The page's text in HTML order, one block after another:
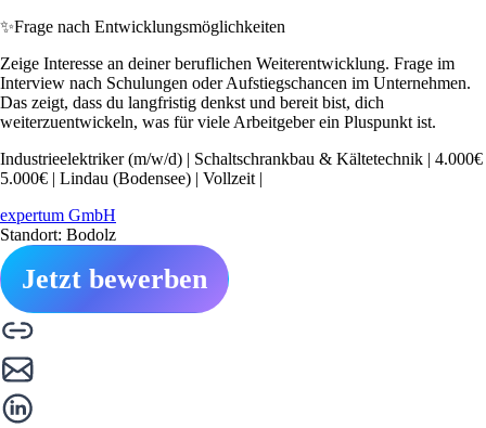
✨Frage nach Entwicklungsmöglichkeiten
Zeige Interesse an deiner beruflichen Weiterentwicklung. Frage im
Interview nach Schulungen oder Aufstiegschancen im Unternehmen.
Das zeigt, dass du langfristig denkst und bereit bist, dich
weiterzuentwickeln, was für viele Arbeitgeber ein Pluspunkt ist.
Industrieelektriker (m/w/d) | Schaltschrankbau & Kältetechnik | 4.000€
5.000€ | Lindau (Bodensee) | Vollzeit |
expertum GmbH
Standort: Bodolz
Jetzt bewerben